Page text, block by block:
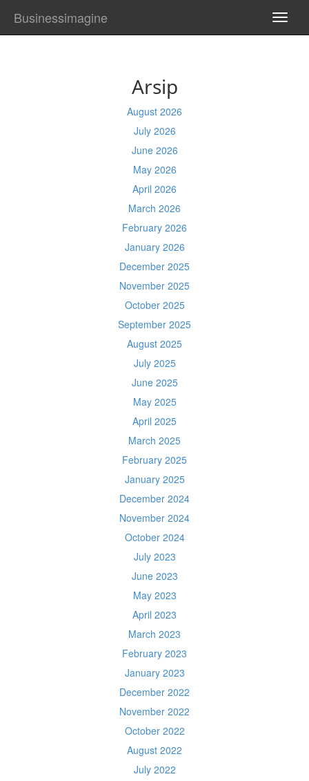
Businessimagine
Arsip
August 2026
July 2026
June 2026
May 2026
April 2026
March 2026
February 2026
January 2026
December 2025
November 2025
October 2025
September 2025
August 2025
July 2025
June 2025
May 2025
April 2025
March 2025
February 2025
January 2025
December 2024
November 2024
October 2024
July 2023
June 2023
May 2023
April 2023
March 2023
February 2023
January 2023
December 2022
November 2022
October 2022
August 2022
July 2022